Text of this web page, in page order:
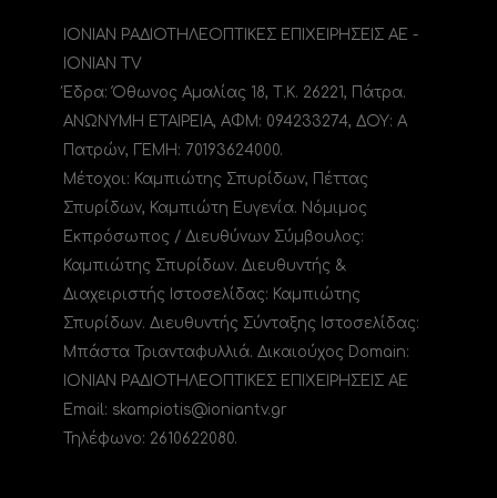
ΙΟΝΙΑΝ ΡΑΔΙΟΤΗΛΕΟΠΤΙΚΕΣ ΕΠΙΧΕΙΡΗΣΕΙΣ ΑΕ -
IONIAN TV
Έδρα: Όθωνος Αμαλίας 18, Τ.Κ. 26221, Πάτρα.
ΑΝΩΝΥΜΗ ΕΤΑΙΡΕΙΑ, ΑΦΜ: 094233274, ΔΟΥ: A
Πατρών, ΓΕΜΗ: 70193624000.
Μέτοχοι: Καμπιώτης Σπυρίδων, Πέττας
Σπυρίδων, Καμπιώτη Ευγενία. Νόμιμος
Εκπρόσωπος / Διευθύνων Σύμβουλος:
Καμπιώτης Σπυρίδων. Διευθυντής &
Διαχειριστής Ιστοσελίδας: Καμπιώτης
Σπυρίδων. Διευθυντής Σύνταξης Ιστοσελίδας:
Μπάστα Τριανταφυλλιά. Δικαιούχος Domain:
ΙΟΝΙΑΝ ΡΑΔΙΟΤΗΛΕΟΠΤΙΚΕΣ ΕΠΙΧΕΙΡΗΣΕΙΣ ΑΕ
Email: skampiotis@ioniantv.gr
Τηλέφωνο: 2610622080.